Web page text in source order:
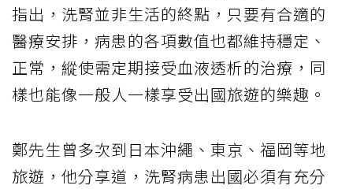
指出，洗腎並非生活的終點，只要有合適的
醫療安排，病患的各項數值也都維持穩定、
正常，縱使需定期接受血液透析的治療，同
樣也能像一般人一樣享受出國旅遊的樂趣。
鄭先生曾多次到日本沖繩、東京、福岡等地
旅遊，他分享道，洗腎病患出國必須有充分